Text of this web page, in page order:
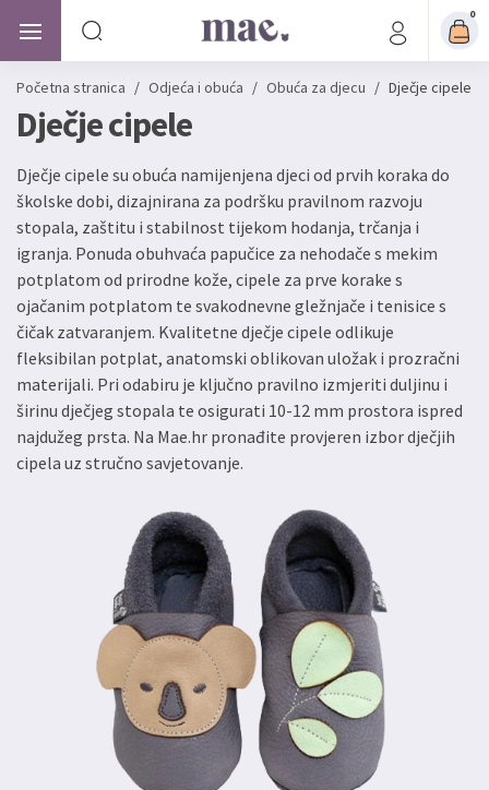
0
Početna stranica / Odjeća i obuća / Obuća za djecu / Dječje cipele
Dječje cipele
Dječje cipele su obuća namijenjena djeci od prvih koraka do
školske dobi, dizajnirana za podršku pravilnom razvoju
stopala, zaštitu i stabilnost tijekom hodanja, trčanja i
igranja. Ponuda obuhvaća papučice za nehodače s mekim
potplatom od prirodne kože, cipele za prve korake s
ojačanim potplatom te svakodnevne gležnjače i tenisice s
čičak zatvaranjem. Kvalitetne dječje cipele odlikuje
fleksibilan potplat, anatomski oblikovan uložak i prozračni
materijali. Pri odabiru je ključno pravilno izmjeriti duljinu i
širinu dječjeg stopala te osigurati 10-12 mm prostora ispred
najdužeg prsta. Na Mae.hr pronađite provjeren izbor dječjih
cipela uz stručno savjetovanje.